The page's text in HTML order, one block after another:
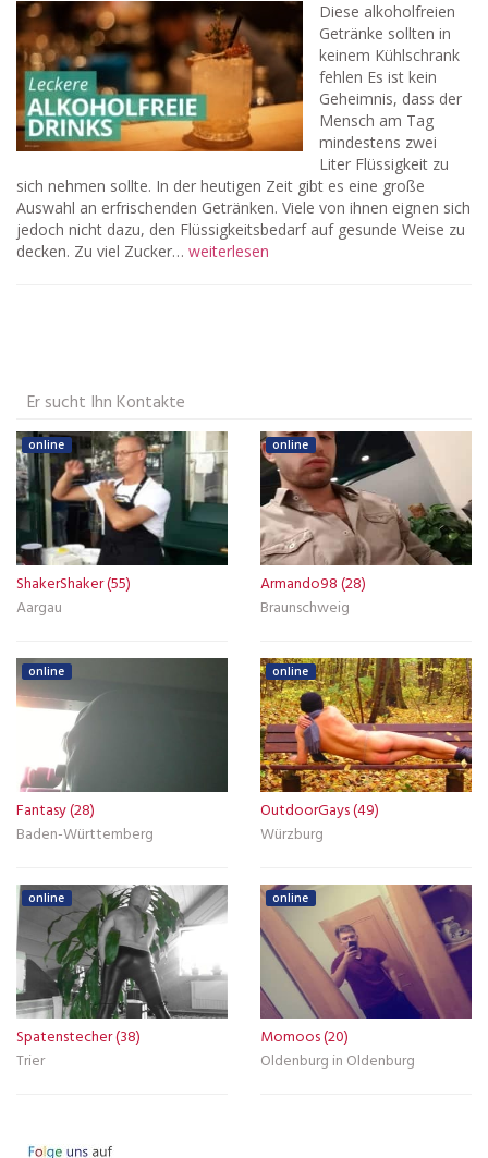
Diese alkoholfreien
Getränke sollten in
keinem Kühlschrank
fehlen Es ist kein
Geheimnis, dass der
Mensch am Tag
mindestens zwei
Liter Flüssigkeit zu
sich nehmen sollte. In der heutigen Zeit gibt es eine große
Auswahl an erfrischenden Getränken. Viele von ihnen eignen sich
jedoch nicht dazu, den Flüssigkeitsbedarf auf gesunde Weise zu
decken. Zu viel Zucker… weiterlesen
Er sucht Ihn Kontakte
online
ShakerShaker (55)
Aargau
online
Armando98 (28)
Braunschweig
online
Fantasy (28)
Baden-Württemberg
online
OutdoorGays (49)
Würzburg
online
Spatenstecher (38)
Trier
online
Momoos (20)
Oldenburg in Oldenburg